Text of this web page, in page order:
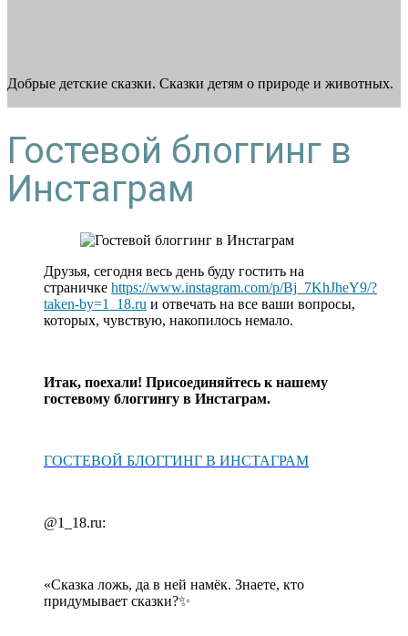
Добрые детские сказки. Сказки детям о природе и животных.
Гостевой блоггинг в
Инстаграм
Друзья, сегодня весь день буду гостить на
страничке https://www.instagram.com/p/Bj_7KhJheY9/?
taken-by=1_18.ru и отвечать на все ваши вопросы,
которых, чувствую, накопилось немало.
Итак, поехали! Присоединяйтесь к нашему
гостевому блоггингу в Инстаграм.
ГОСТЕВОЙ БЛОГГИНГ В ИНСТАГРАМ
@1_18.ru:
«Сказка ложь, да в ней намёк. Знаете, кто
придумывает сказки?✨